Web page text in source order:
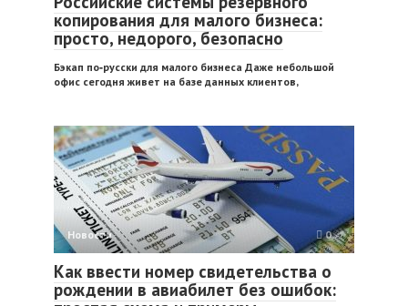
копирования для малого бизнеса:
просто, недорого, безопасно
Бэкап по‑русски для малого бизнеса Даже небольшой
офис сегодня живет на базе данных клиентов,
Новости 0
Как ввести номер свидетельства о
рождении в авиабилет без ошибок: